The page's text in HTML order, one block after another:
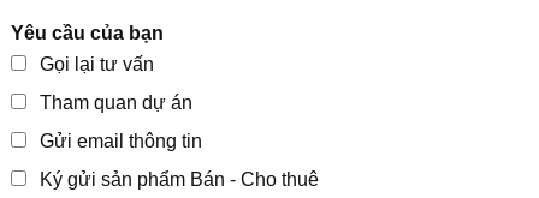
Yêu cầu của bạn
Gọi lại tư vấn
Tham quan dự án
Gửi email thông tin
Ký gửi sản phẩm Bán - Cho thuê